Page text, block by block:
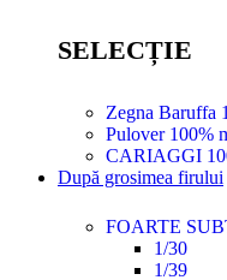
SELECȚIE
Zegna Baruffa
Pulover 100%
CARIAGGI
După grosimea firului
FOARTE
1/30
1/39